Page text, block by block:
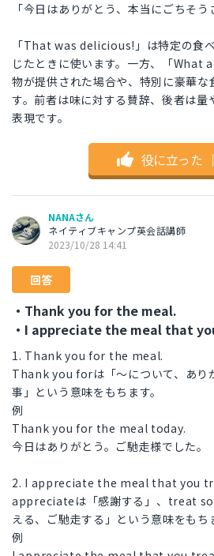
「今日はありがとう、本当にごちそう
「That was delicious!」は特定の食
じたときに使います。一方、「What
物が提供された場合や、特別に豪華な
す。前者は味に対する賛辞、後者は量
表現です。
役に立った ｜
NANAさん
ネイティブキャンプ英会話講師
2023/10/28 14:41
回答
・Thank you for the meal.
・I appreciate the meal that
1. Thank you for the meal.
Thank you forは「〜について、あり
事」という意味をもちます。
例
Thank you for the meal today.
今日はありがとう。ご馳走様でした。
2. I appreciate the meal that you
appreciateは「感謝する」、treat
える、ご馳走する」という意味をもち
例